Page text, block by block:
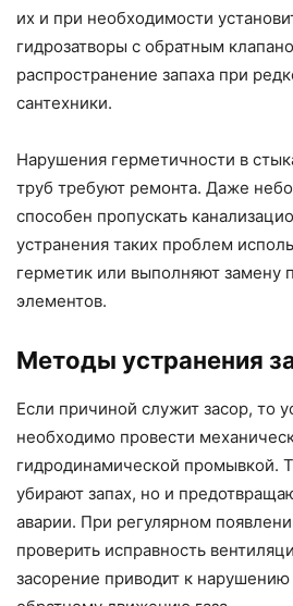
их и при необходимости
гидрозатворы с обратным
распространение запаха при
сантехники.
Нарушения герметичности в
труб требуют ремонта. Даже
способен пропускать
устранения таких проблем
герметик или выполняют замену
элементов.
Методы устранения
Если причиной служит засор, то
необходимо провести
гидродинамической промывкой.
убирают запах, но и
аварии. При регулярном
проверить исправность
засорение приводит к